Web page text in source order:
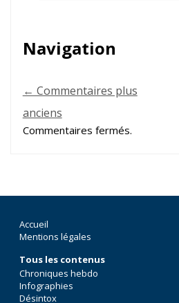
Navigation
← Commentaires plus
anciens
Commentaires fermés.
Accueil
Mentions légales
Tous les contenus
Chroniques hebdo
Infographies
Désintox